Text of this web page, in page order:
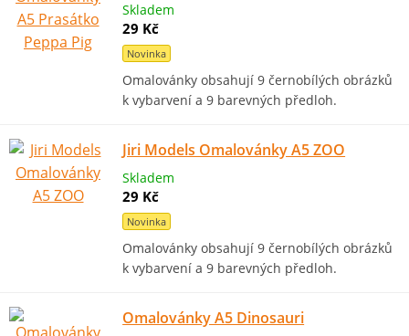
Skladem
29 Kč
Novinka
Omalovánky obsahují 9 černobílých obrázků
k vybarvení a 9 barevných předloh.
Jiri Models Omalovánky A5 ZOO
Skladem
29 Kč
Novinka
Omalovánky obsahují 9 černobílých obrázků
k vybarvení a 9 barevných předloh.
Omalovánky A5 Dinosauri